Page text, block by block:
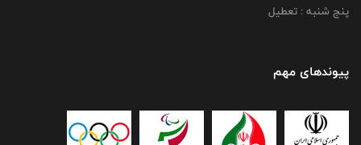
پنج شنبه : تعطیل
پیوندهای مهم